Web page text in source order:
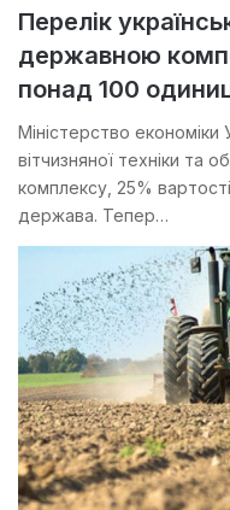
Перелік
державною
понад 100
Міністерство економіки
вітчизняної техніки та
комплексу, 25%
держава. Тепер…